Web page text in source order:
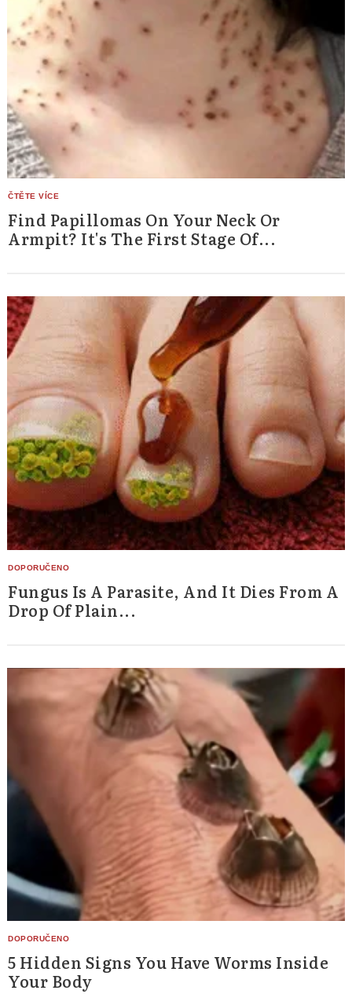
Find Papillomas On Your Neck Or
Armpit? It's The First Stage Of...
Fungus Is A Parasite, And It Dies From A
Drop Of Plain...
5 Hidden Signs You Have Worms Inside
Your Body